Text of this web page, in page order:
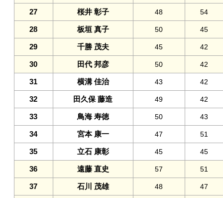
27 桜井 彰子 48 54
28 板垣 真子 50 45
29 千勝 茂夫 45 42
30 田代 邦彦 50 42
31 横溝 佳治 43 42
32 田久保 藤造 49 42
33 鳥海 寿徳 50 43
34 宮本 康一 47 51
35 立石 康彰 45 45
36 遠藤 直史 57 51
37 石川 茂雄 48 47